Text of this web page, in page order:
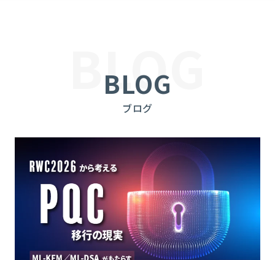
BLOG
BLOG
ブログ